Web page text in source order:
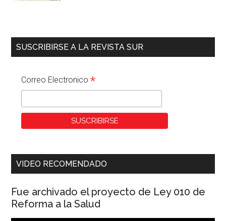
SUSCRIBIRSE A LA REVISTA SUR
Correo Electronico*
VIDEO RECOMENDADO
Fue archivado el proyecto de Ley 010 de
Reforma a la Salud